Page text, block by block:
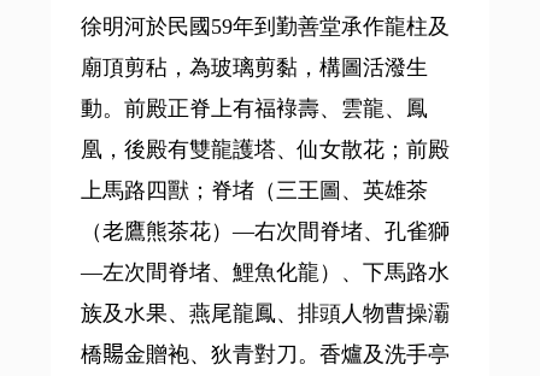
徐明河於民國59年到勤善堂承作龍柱及
廟頂剪秥，為玻璃剪黏，構圖活潑生
動。前殿正脊上有福䘵壽、雲龍、鳳
凰，後殿有雙龍護塔、仙女散花；前殿
上馬路四獸；脊堵（三王圖、英雄茶
（老鷹熊茶花）—右次間脊堵、孔雀獅
—左次間脊堵、鯉魚化龍）、下馬路水
族及水果、燕尾龍鳳、排頭人物曹操灞
橋𧶽金贈袍、狄青對刀。香爐及洗手亭